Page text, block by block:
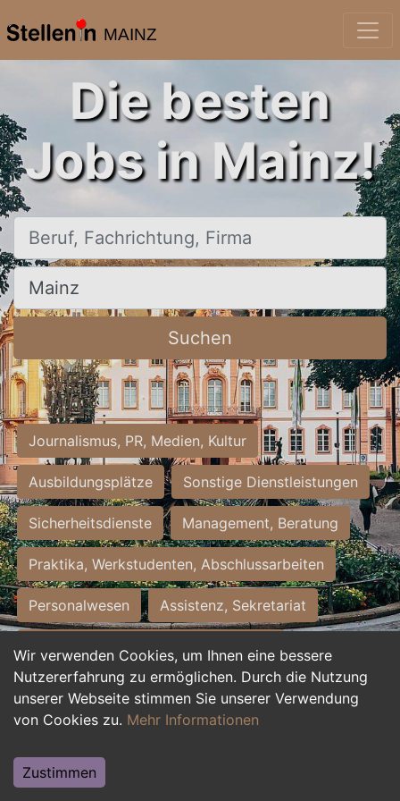
MAINZ
Wir verwenden Cookies, um Ihnen eine bessere
Nutzererfahrung zu ermöglichen. Durch die Nutzung
unserer Webseite stimmen Sie unserer Verwendung
von Cookies zu. Mehr Informationen
Zustimmen
Die besten
Jobs in Mainz!
Beruf, Fachrichtung, Firma
Ort, Stadt
Suchen
Journalismus, PR, Medien, Kultur
Ausbildungsplätze Sonstige Dienstleistungen
Sicherheitsdienste Management, Beratung
Praktika, Werkstudenten, Abschlussarbeiten
Personalwesen Assistenz, Sekretariat
Hilfskräfte, Aushilfs- und Nebenjobs
Einkauf, Logistik, Materialwirtschaft
Weiterbildung, Studium, duale Ausbildung
Tourismus